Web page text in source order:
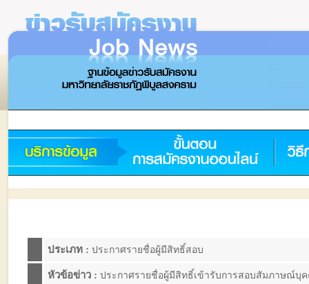
ประเภท : ประกาศรายชื่อผู้มีสิทธิ์สอบ
หัวข้อข่าว : ประกาศรายชื่อผู้มีสิทธิ์เข้ารับการสอบสัมภาษณ์บุ